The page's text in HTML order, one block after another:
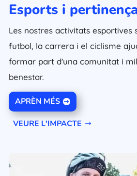
Esports i
Les nostres activitats esportives
futbol, la carrera i el ciclisme
formar part d'una comunitat i
benestar.
APRÈN MÉS
VEURE L'IMPACTE